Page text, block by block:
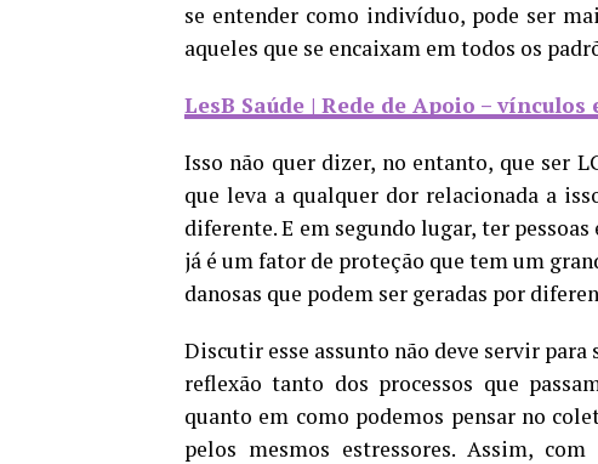
se entender como indivíduo, pode ser
aqueles que se encaixam em todos os
LesB Saúde | Rede de Apoio –
Isso não quer dizer, no entanto, que ser
que leva a qualquer dor relacionada a
diferente. E em segundo lugar, ter
já é um fator de proteção que tem um
danosas que podem ser geradas por
Discutir esse assunto não deve servir
reflexão tanto dos processos que
quanto em como podemos pensar no
pelos mesmos estressores. Assim,